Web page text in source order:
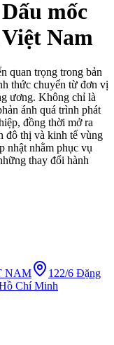
mốc
Nam
quan trọng trong bản
thức chuyển từ đơn vị
ương. Không chỉ là
ánh quá trình phát
đồng thời mở ra
đô thị và kinh tế vùng
nhật nhằm phục vụ
thay đổi hành
NAM
122/6 Đặng
Chí Minh